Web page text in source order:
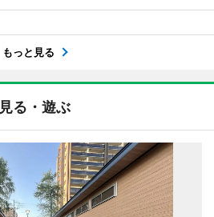
もっと見る
見る・遊ぶ